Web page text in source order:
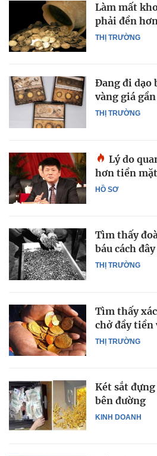
THỊ TRƯỜNG
Làm mất
phải đền
THỊ TRƯỜNG
Đang đi dạo
vàng giá
HỒ SƠ
Lý do
hơn tiền mặt
THỊ TRƯỜNG
Tìm thấy
báu cách
THỊ TRƯỜNG
Tìm thấy
chở đầy tiền
KINH DOANH
Két sắt
bên đường